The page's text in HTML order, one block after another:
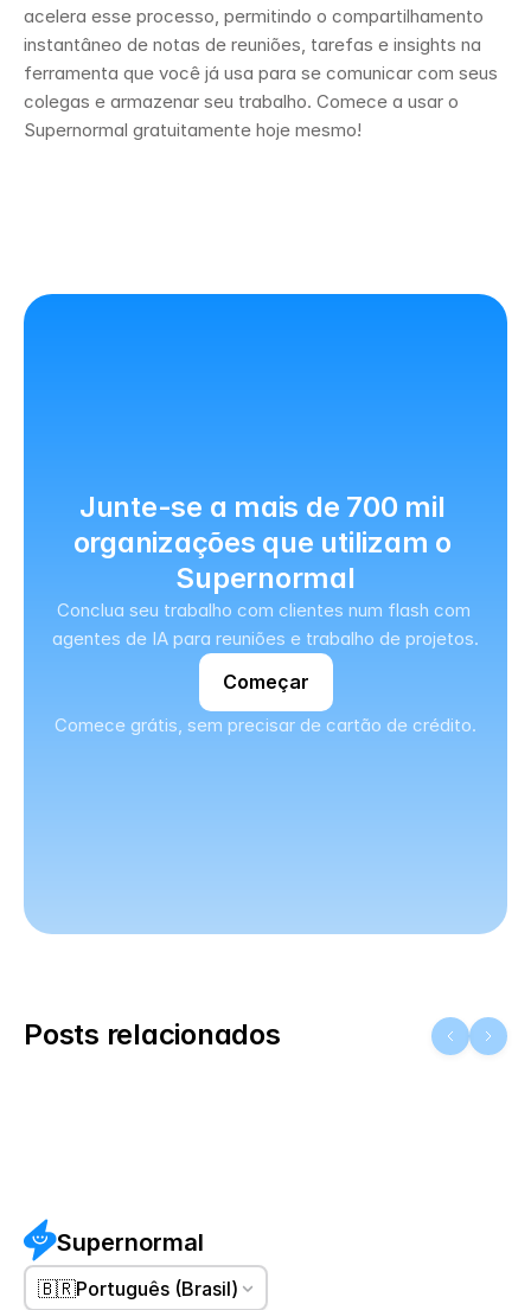
acelera esse processo, permitindo o compartilhamento
instantâneo de notas de reuniões, tarefas e insights na
ferramenta que você já usa para se comunicar com seus
colegas e armazenar seu trabalho. Comece a usar o
Supernormal gratuitamente hoje mesmo!
Junte-se a mais de 700 mil
organizações que utilizam o
Supernormal
Conclua seu trabalho com clientes num flash com
agentes de IA para reuniões e trabalho de projetos.
Começar
Comece grátis, sem precisar de cartão de crédito.
Posts relacionados
Supernormal
🇧🇷Português (Brasil)